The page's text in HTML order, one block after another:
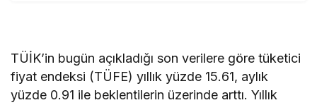
TÜİK’in bugün açıkladığı son verilere göre tüketici
fiyat endeksi (TÜFE) yıllık yüzde 15.61, aylık
yüzde 0.91 ile beklentilerin üzerinde arttı. Yıllık